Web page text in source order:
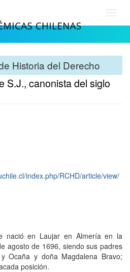
Historia del Derecho
S.J., canonista del siglo
index.php/RCHD/article/view/
nació en Laujar en Almería en la
agosto de 1696, siendo sus padres
Ocaña y doña Magdalena Bravo;
posición.